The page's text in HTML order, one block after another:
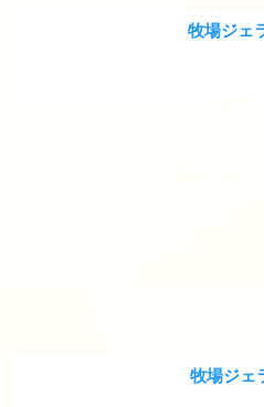
牧場ジェ
牧場ジェ